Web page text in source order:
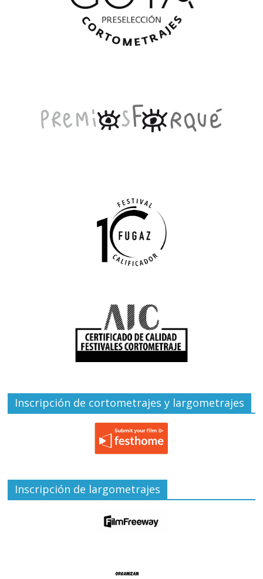
Inscripción de cortometrajes y largometrajes
Inscripción de largometrajes